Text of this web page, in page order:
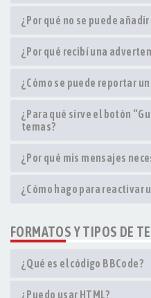
¿Por qué no se puede
¿Por qué recibí una
¿Cómo se puede reportar
¿Para qué sirve el botón
temas?
¿Por qué mis mensajes
¿Cómo hago para reactivar
FORMATOS Y TIPOS DE
¿Qué es el código BBCode?
¿Puedo usar HTML?